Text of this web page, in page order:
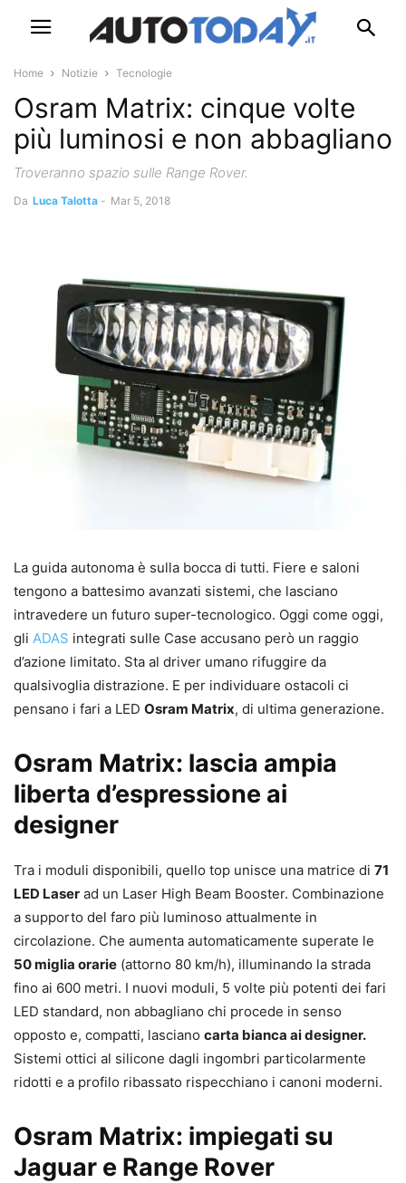
Home Notizie Tecnologie
Osram Matrix: cinque volte
più luminosi e non abbagliano
Troveranno spazio sulle Range Rover.
Da Luca Talotta - Mar 5, 2018
La guida autonoma è sulla bocca di tutti. Fiere e saloni
tengono a battesimo avanzati sistemi, che lasciano
intravedere un futuro super-tecnologico. Oggi come oggi,
gli ADAS integrati sulle Case accusano però un raggio
d’azione limitato. Sta al driver umano rifuggire da
qualsivoglia distrazione. E per individuare ostacoli ci
pensano i fari a LED Osram Matrix, di ultima generazione.
Osram Matrix: lascia ampia
liberta d’espressione ai
designer
Tra i moduli disponibili, quello top unisce una matrice di 71
LED Laser ad un Laser High Beam Booster. Combinazione
a supporto del faro più luminoso attualmente in
circolazione. Che aumenta automaticamente superate le
50 miglia orarie (attorno 80 km/h), illuminando la strada
fino ai 600 metri. I nuovi moduli, 5 volte più potenti dei fari
LED standard, non abbagliano chi procede in senso
opposto e, compatti, lasciano carta bianca ai designer.
Sistemi ottici al silicone dagli ingombri particolarmente
ridotti e a profilo ribassato rispecchiano i canoni moderni.
Osram Matrix: impiegati su
Jaguar e Range Rover